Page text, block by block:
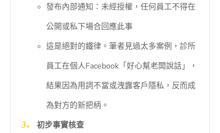
發布內部通知：未經授權，任何員工不得在
公開或私下場合回應此事
這是絕對的鐵律。筆者見過太多案例，診所
員工在個人Facebook「好心幫老闆說話」，
結果因為用詞不當或洩露客戶隱私，反而成
為對方的新把柄。
初步事實核查